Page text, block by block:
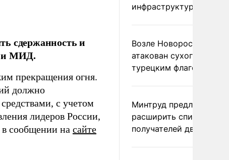
сдержанность и
МИД.
прекращения огня.
должно
с учетом
лидеров России,
в сообщении на сайте
инфраструктуры
Возле Новороссийска
атакован сухогруз под
турецким флагом
Минтруд предложил
расширить список
получателей двух